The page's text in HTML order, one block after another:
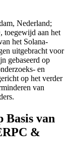
Nederland;
toegewijd aan het
het Solana-
uitgebracht voor
gebaseerd op
en
op het verder
van
Basis van
&